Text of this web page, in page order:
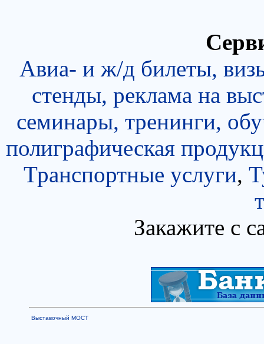
Авиа- и ж/д билеты,
стенды, реклама на
семинары, тренинги,
полиграфическая
Транспортные услуги,
Закажите с
Выставочный МОСТ